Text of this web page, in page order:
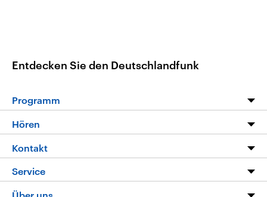
Entdecken Sie den Deutschlandfunk
Programm
Die Nachrichten
Nachrichtenleicht
Hören
Livestream
Podcasts
Kontakt
Hörerservice
Service
FAQ